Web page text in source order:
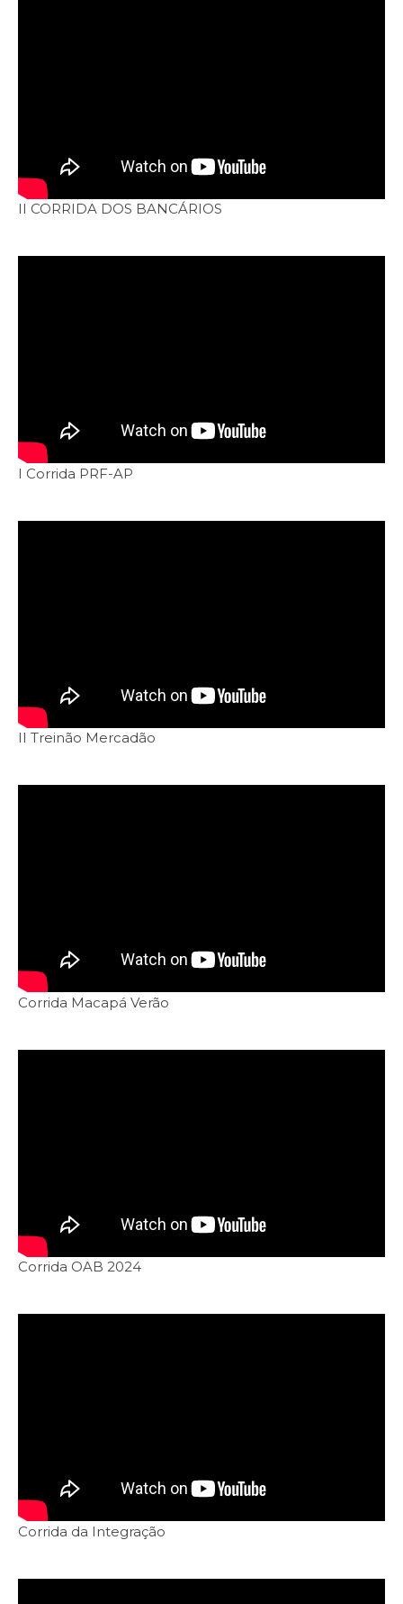
II CORRIDA DOS BANCÁRIOS
I Corrida PRF-AP
II Treinão Mercadão
Corrida Macapá Verão
Corrida OAB 2024
Corrida da Integração